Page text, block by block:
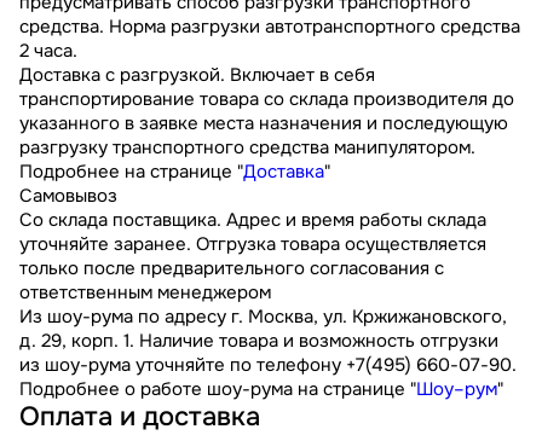
средства. Норма разгрузки автотранспортного средства
2 часа.
Доставка с разгрузкой. Включает в себя
транспортирование товара со склада производителя до
указанного в заявке места назначения и последующую
разгрузку транспортного средства манипулятором.
Подробнее на странице "Доставка"
Самовывоз
Со склада поставщика. Адрес и время работы склада
уточняйте заранее. Отгрузка товара осуществляется
только после предварительного согласования с
ответственным менеджером
Из шоу-рума по адресу г. Москва, ул. Кржижановского,
д. 29, корп. 1. Наличие товара и возможность отгрузки
из шоу-рума уточняйте по телефону +7(495) 660-07-90.
Подробнее о работе шоу-рума на странице "Шоу–рум"
Оплата и доставка